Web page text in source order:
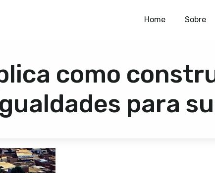
Home Sobre
como
para
Notícias
Publicações